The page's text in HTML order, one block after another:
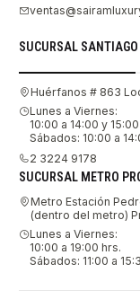
SUCURSAL SANTIAGO
Huérfanos # 863
Lunes a Viernes:
10:00 a 14:00 y
Sábados: 10:00 a
2 3224 9178
SUCURSAL METRO
Metro Estación
(dentro del metro)
Lunes a Viernes:
10:00 a 19:00 hrs.
Sábados: 11:00 a